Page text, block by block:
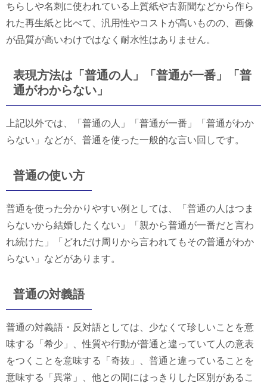
ちらしや名刺に使われている上質紙や古新聞などから作ら
れた再生紙と比べて、汎用性やコストが高いものの、画像
が品質が高いわけではなく耐水性はありません。
表現方法は「普通の人」「普通が一番」「普
通がわからない」
上記以外では、「普通の人」「普通が一番」「普通がわか
らない」などが、普通を使った一般的な言い回しです。
普通の使い方
普通を使った分かりやすい例としては、「普通の人はつま
らないから結婚したくない」「親から普通が一番だと言わ
れ続けた」「どれだけ周りから言われてもその普通がわか
らない」などがあります。
普通の対義語
普通の対義語・反対語としては、少なくて珍しいことを意
味する「希少」、性質や行動が普通と違っていて人の意表
をつくことを意味する「奇抜」、普通と違っていることを
意味する「異常」、他との間にはっきりした区別があるこ